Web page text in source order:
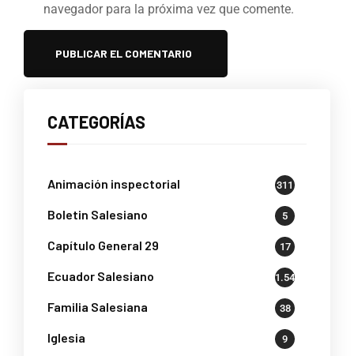
navegador para la próxima vez que comente.
CATEGORÍAS
Animación inspectorial 311
Boletin Salesiano 5
Capítulo General 29 17
Ecuador Salesiano 1.541
Familia Salesiana 38
Iglesia 9